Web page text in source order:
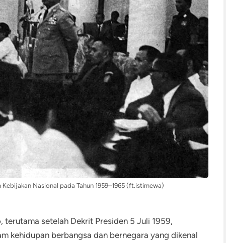
Nasional pada Tahun 1959–1965 (ft.istimewa)
terutama setelah Dekrit Presiden 5 Juli 1959,
kehidupan berbangsa dan bernegara yang dikenal